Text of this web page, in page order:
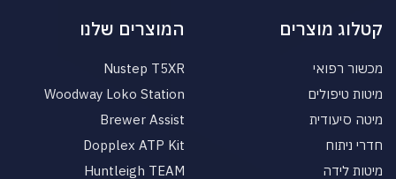
קטלוג מוצרים
מכשור רפואי
מיטות טיפולים
מיטה סיעודית
חדרי ניתוח
מיטות לידה
המוצרים שלנו
Nustep T5XR
Woodway Loko Station
Brewer Assist
Dopplex ATP Kit
Huntleigh TEAM